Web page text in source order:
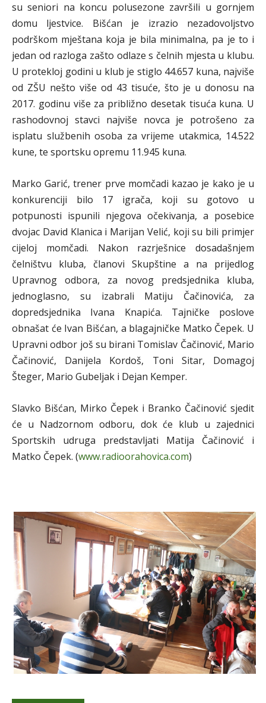
su seniori na koncu polusezone završili u gornjem
domu ljestvice. Bišćan je izrazio nezadovoljstvo
podrškom mještana koja je bila minimalna, pa je to i
jedan od razloga zašto odlaze s čelnih mjesta u klubu.
U protekloj godini u klub je stiglo 44.657 kuna, najviše
od ZŠU nešto više od 43 tisuće, što je u donosu na
2017. godinu više za približno desetak tisuća kuna. U
rashodovnoj stavci najviše novca je potrošeno za
isplatu službenih osoba za vrijeme utakmica, 14.522
kune, te sportsku opremu 11.945 kuna.
Marko Garić, trener prve momčadi kazao je kako je u
konkurenciji bilo 17 igrača, koji su gotovo u
potpunosti ispunili njegova očekivanja, a posebice
dvojac David Klanica i Marijan Velić, koji su bili primjer
cijeloj momčadi. Nakon razrješnice dosadašnjem
čelništvu kluba, članovi Skupštine a na prijedlog
Upravnog odbora, za novog predsjednika kluba,
jednoglasno, su izabrali Matiju Čačinovića, za
dopredsjednika Ivana Knapića. Tajničke poslove
obnašat će Ivan Bišćan, a blagajničke Matko Čepek. U
Upravni odbor još su birani Tomislav Čačinović, Mario
Čačinović, Danijela Kordoš, Toni Sitar, Domagoj
Šteger, Mario Gubeljak i Dejan Kemper.
Slavko Bišćan, Mirko Čepek i Branko Čačinović sjedit
će u Nadzornom odboru, dok će klub u zajednici
Sportskih udruga predstavljati Matija Čačinović i
Matko Čepek. (www.radioorahovica.com)